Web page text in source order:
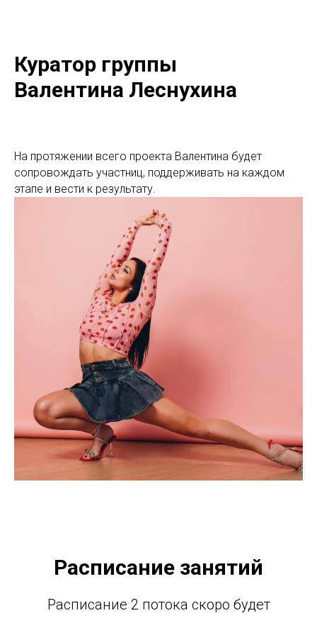
Куратор группы
Валентина Леснухина
На протяжении всего проекта Валентина будет
сопровождать участниц, поддерживать на каждом
этапе и вести к результату.
Расписание занятий
Расписание 2 потока скоро будет